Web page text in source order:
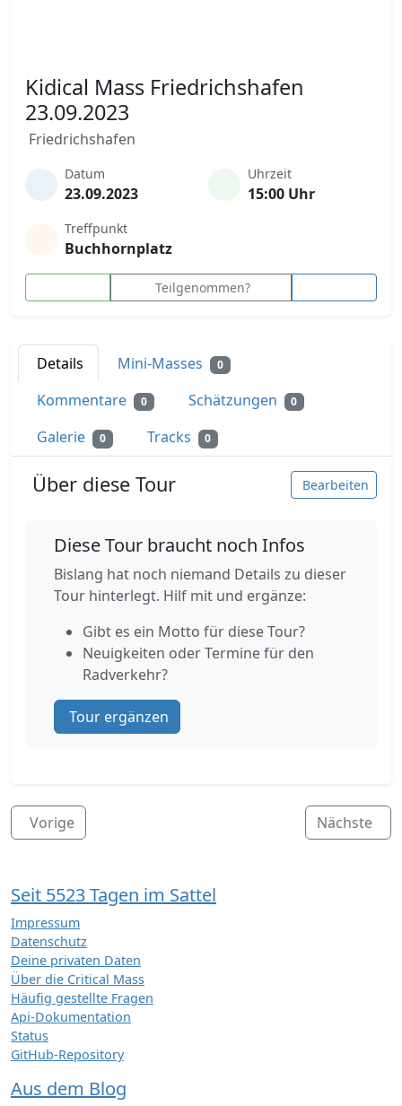
Kidical Mass Friedrichshafen
23.09.2023
Friedrichshafen
Datum
23.09.2023
Uhrzeit
15:00 Uhr
Treffpunkt
Buchhornplatz
Teilgenommen?
Details Mini-Masses 0
Kommentare 0 Schätzungen 0
Galerie 0 Tracks 0
Über diese Tour Bearbeiten
Diese Tour braucht noch Infos
Bislang hat noch niemand Details zu dieser
Tour hinterlegt. Hilf mit und ergänze:
Gibt es ein Motto für diese Tour?
Neuigkeiten oder Termine für den
Radverkehr?
Tour ergänzen
Vorige Nächste
Seit 5523 Tagen im Sattel
Impressum
Datenschutz
Deine privaten Daten
Über die Critical Mass
Häufig gestellte Fragen
Api-Dokumentation
Status
GitHub-Repository
Aus dem Blog